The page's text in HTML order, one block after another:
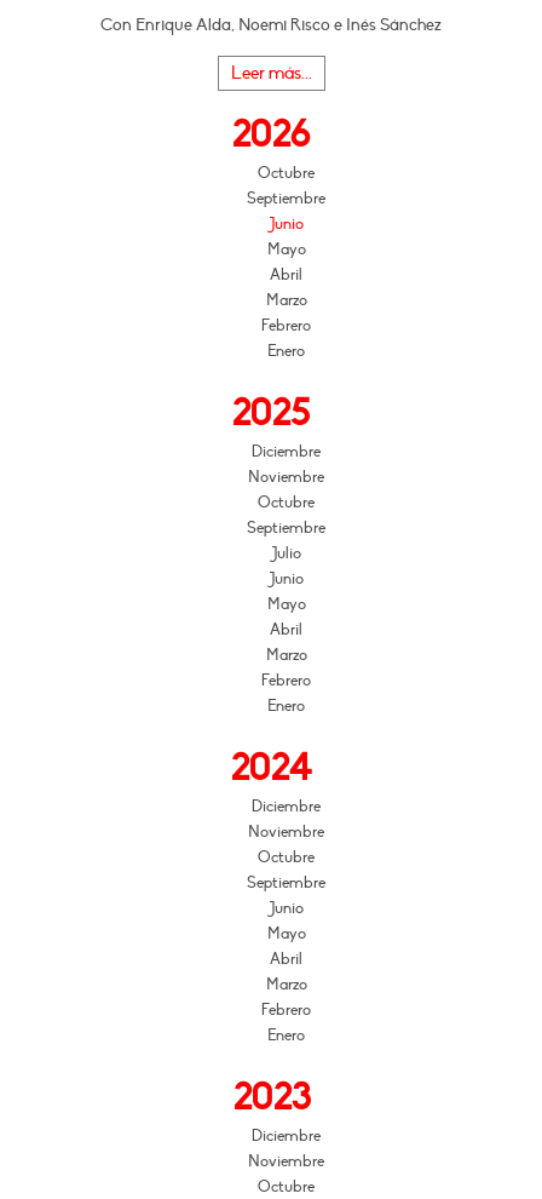
Con Enrique Alda, Noemi Risco e Inés Sánchez
Leer más...
2026
Octubre
Septiembre
Junio
Mayo
Abril
Marzo
Febrero
Enero
2025
Diciembre
Noviembre
Octubre
Septiembre
Julio
Junio
Mayo
Abril
Marzo
Febrero
Enero
2024
Diciembre
Noviembre
Octubre
Septiembre
Junio
Mayo
Abril
Marzo
Febrero
Enero
2023
Diciembre
Noviembre
Octubre